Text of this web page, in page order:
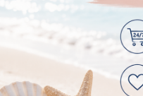
Елементи от хартия - Готови
Елементи от хартия - Микс
Елементи от хартия - Коледа и
Елементи от бирен картон
Елементи от бирен картон -